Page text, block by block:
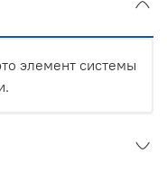
элемент системы